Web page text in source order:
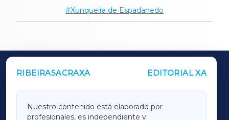
Xunqueira de Espadanedo
RIBEIRASACRAXA EDITORIAL XA
Nuestro contenido está elaborado por
profesionales, es independiente y
OUTROS PERIÓDICOS